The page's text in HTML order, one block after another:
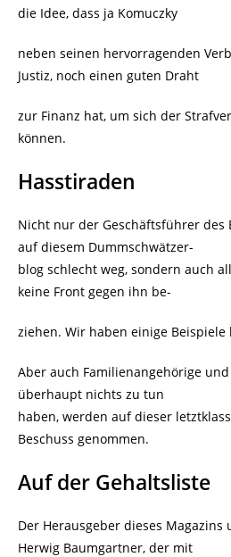
die Idee, dass ja Komuczky
neben seinen hervorragenden
Justiz, noch einen guten Draht
zur Finanz hat, um sich der
können.
Hasstiraden
Nicht nur der Geschäftsführer des
auf diesem Dummschwätzer-
blog schlecht weg, sondern auch
keine Front gegen ihn be-
ziehen. Wir haben einige Beispiele
Aber auch Familienangehörige
überhaupt nichts zu tun
haben, werden auf dieser
Beschuss genommen.
Auf der Gehaltsliste
Der Herausgeber dieses Magazins
Herwig Baumgartner, der mit